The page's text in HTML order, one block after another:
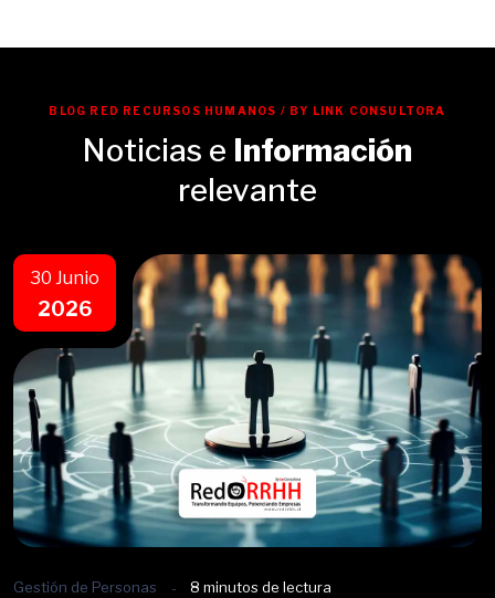
BLOG RED RECURSOS HUMANOS / BY LINK CONSULTORA
Noticias e Información
relevante
30 Junio
2026
Gestión de Personas 8 minutos de lectura